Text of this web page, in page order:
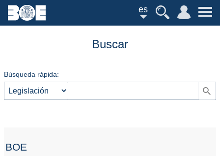
es
Buscar
Búsqueda rápida:
BOE